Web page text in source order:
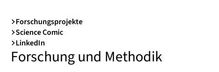
Forschungsprojekte
Science Comic
LinkedIn
Forschung und Methodik